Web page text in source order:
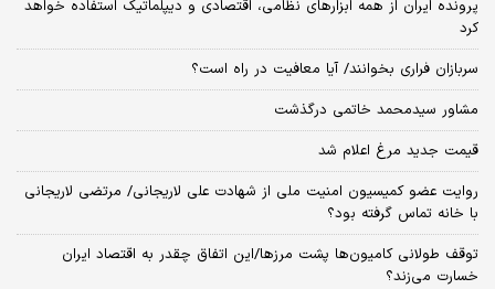
پرونده ایران از همه ابزارهای نظامی، اقتصادی و دیپلماتیک استفاده خواهد
کرد
سربازان فراری بخوانند/ آیا معافیت در راه است؟
مشاور سیدمحمد خاتمی درگذشت
قیمت جدید مرغ اعلام شد
روایت عضو کمیسیون امنیت ملی از شهادت علی لاریجانی/ مرتضی لاریجانی
با خانه تماس گرفته بود؟
توقف طولانی کامیون‌ها پشت مرزها/این اتفاق چقدر به اقتصاد ایران
خسارت می‌زند؟